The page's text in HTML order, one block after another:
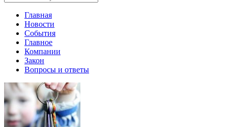
Главная
Новости
События
Главное
Компании
Закон
Вопросы и ответы